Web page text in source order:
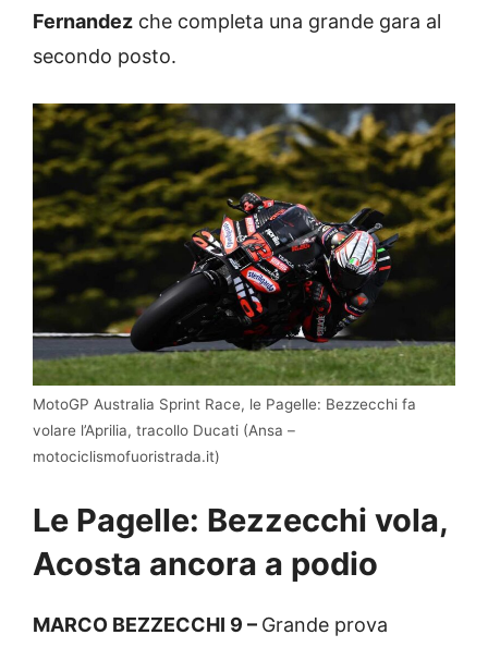
Fernandez che completa una grande gara al
secondo posto.
MotoGP Australia Sprint Race, le Pagelle: Bezzecchi fa
volare l’Aprilia, tracollo Ducati (Ansa –
motociclismofuoristrada.it)
Le Pagelle: Bezzecchi vola,
Acosta ancora a podio
MARCO BEZZECCHI 9 – Grande prova